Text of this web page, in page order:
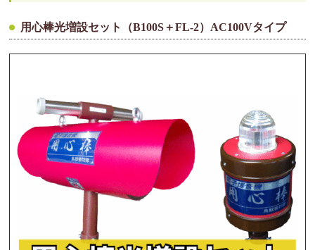
用心棒光増設セット（B100S＋FL-2）AC100Vタイプ